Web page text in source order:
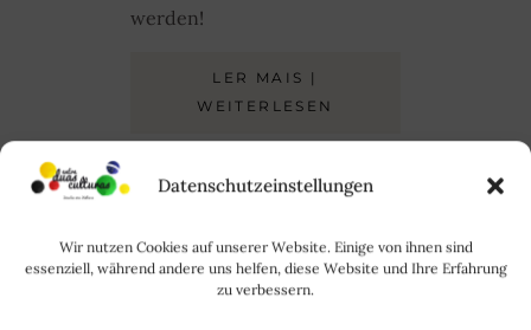
Datenschutzeinstellungen
Wir nutzen Cookies auf unserer Website. Einige von ihnen sind
essenziell, während andere uns helfen, diese Website und Ihre Erfahrung
zu verbessern.
werden!
LER MAIS |
WEITERLESEN
Juni 28, 2020